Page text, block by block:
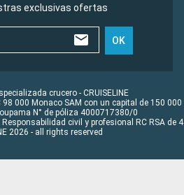
exclusivas ofertas
OK
crucero - CRUISELINE
000 Monaco SAM con un capital de 150 000
N° de póliza 4000717380/0
civil y profesional RC RSA de
2026 - all rights reserved